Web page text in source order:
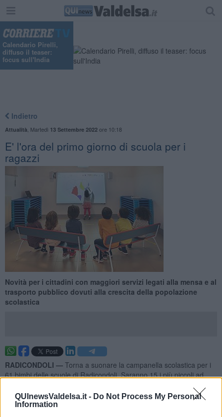
QUInewsValdelsa.it - Do Not Process My Personal
Information
Calendario Pirelli,
diffuso il teaser:
focus sull'India
Indietro
Attualità Martedì 13 Settembre 2022ore 10:18
E' l'ora del primo giorno di scuola per i
ragazzi
Novità per i cittadini con maggiori servizi legati alla mensa e al
trasporto pubblico dovuti alla crescita della popolazione
scolastica
RADICONDOLI — Torna a suonare la campanella scolastica per i
61 bimbi delle scuole di Radicondoli. Saranno 15 i più piccoli ad
primaria e 13 alla scuola media, cioè alla secondaria di primo
grado. Completano il quadro le attività del nido con i suoi